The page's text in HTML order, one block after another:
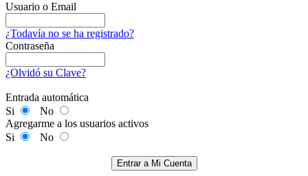
Usuario o Email
¿Todavía no se ha registrado?
Contraseña
¿Olvidó su Clave?
Entrada automática
Si
No
Agregarme a los usuarios activos
Si
No
Entrar a Mi Cuenta